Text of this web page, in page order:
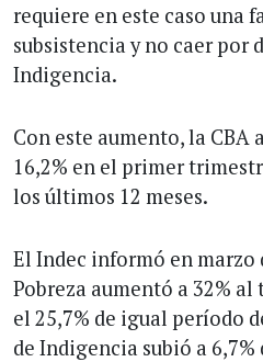
requiere en este caso una
subsistencia y no caer por
Indigencia.
Con este aumento, la CBA
16,2% en el primer
los últimos 12 meses.
El Indec informó en marzo
Pobreza aumentó a 32%
el 25,7% de igual período
de Indigencia subió a 6,7%